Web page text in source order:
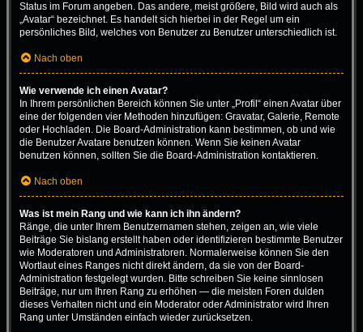
Status im Forum angeben. Das andere, meist größere, Bild wird auch als
„Avatar“ bezeichnet. Es handelt sich hierbei in der Regel um ein
persönliches Bild, welches von Benutzer zu Benutzer unterschiedlich ist.
Nach oben
Wie verwende ich einen Avatar?
In Ihrem persönlichen Bereich können Sie unter „Profil“ einen Avatar über
eine der folgenden vier Methoden hinzufügen: Gravatar, Galerie, Remote
oder Hochladen. Die Board-Administration kann bestimmen, ob und wie
die Benutzer Avatare benutzen können. Wenn Sie keinen Avatar
benutzen können, sollten Sie die Board-Administration kontaktieren.
Nach oben
Was ist mein Rang und wie kann ich ihn ändern?
Ränge, die unter Ihrem Benutzernamen stehen, zeigen an, wie viele
Beiträge Sie bislang erstellt haben oder identifizieren bestimmte Benutzer
wie Moderatoren und Administratoren. Normalerweise können Sie den
Wortlaut eines Ranges nicht direkt ändern, da sie von der Board-
Administration festgelegt wurden. Bitte schreiben Sie keine sinnlosen
Beiträge, nur um Ihren Rang zu erhöhen — die meisten Foren dulden
dieses Verhalten nicht und ein Moderator oder Administrator wird Ihren
Rang unter Umständen einfach wieder zurücksetzen.